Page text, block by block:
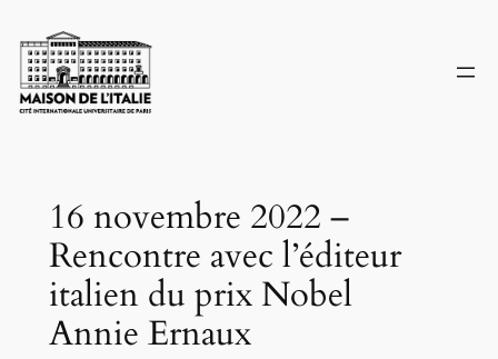
to
content
16 novembre 2022 –
Rencontre avec l’éditeur
italien du prix Nobel
Annie Ernaux